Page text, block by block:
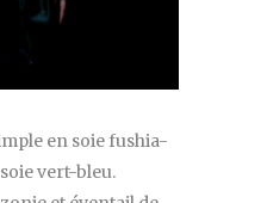
en soie fushia-
vert-bleu.